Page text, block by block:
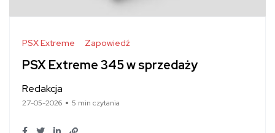
PSX Extreme Zapowiedź
PSX Extreme 345 w sprzedaży
Redakcja
27-05-2026 5 min czytania